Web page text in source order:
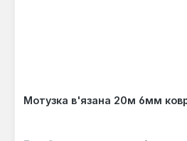
Мотузка в'язана 20м 6мм